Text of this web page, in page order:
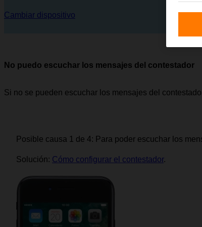
Cambiar dispositivo
No puedo escuchar los mensajes del contestador
Si no se pueden escuchar los mensajes del
Posible causa 1 de 4: Para poder escuchar los
Solución: Cómo configurar el contestador.